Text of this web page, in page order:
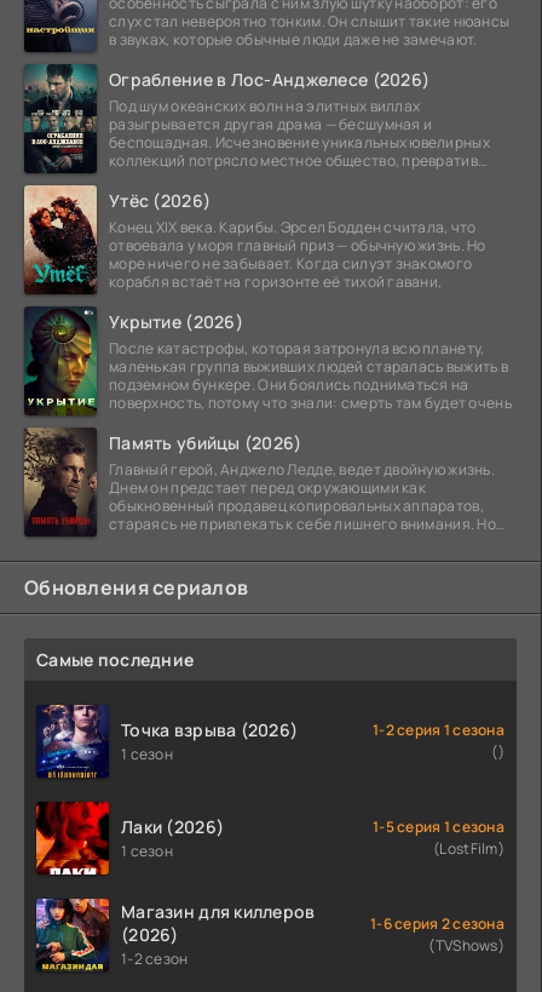
слух стал невероятно тонким. Он слышит такие нюансы
в звуках, которые обычные люди даже не замечают.
Ограбление в Лос-Анджелесе (2026)
Под шум океанских волн на элитных виллах
разыгрывается другая драма — бесшумная и
беспощадная. Исчезновение уникальных ювелирных
коллекций потрясло местное общество, превратив
Утёс (2026)
Конец XIX века. Карибы. Эрсел Бодден считала, что
отвоевала у моря главный приз — обычную жизнь. Но
море ничего не забывает. Когда силуэт знакомого
корабля встаёт на горизонте её тихой гавани,
Укрытие (2026)
После катастрофы, которая затронула всю планету,
маленькая группа выживших людей старалась выжить в
подземном бункере. Они боялись подниматься на
поверхность, потому что знали: смерть там будет очень
Память убийцы (2026)
Главный герой, Анджело Ледде, ведет двойную жизнь.
Днем он предстает перед окружающими как
обыкновенный продавец копировальных аппаратов,
стараясь не привлекать к себе лишнего внимания. Но
Обновления сериалов
Самые последние
Точка взрыва (2026)
1 сезон
1-2 серия 1 сезона
()
Лаки (2026)
1 сезон
1-5 серия 1 сезона
(LostFilm)
Магазин для киллеров
(2026)
1-2 сезон
1-6 серия 2 сезона
(TVShows)